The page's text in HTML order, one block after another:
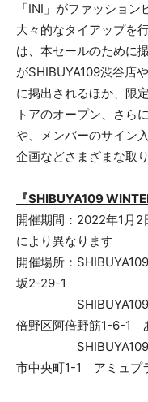
「INI」がファッショ
大々的なタイアップを
は、本セールのために
がSHIBUYA109渋谷店
に掲出されるほか、限
トアのオープン、さら
や、メンバーのサイン
企画などさまざまな取
『SHIBUYA109
開催期間：2022年1月2
により異なります
開催場所：
坂2-29-1
SHIBUYA109阿倍
倍野区阿倍野筋1-6-1
SHIBUYA109鹿児
市中央町1-1 アミュプ